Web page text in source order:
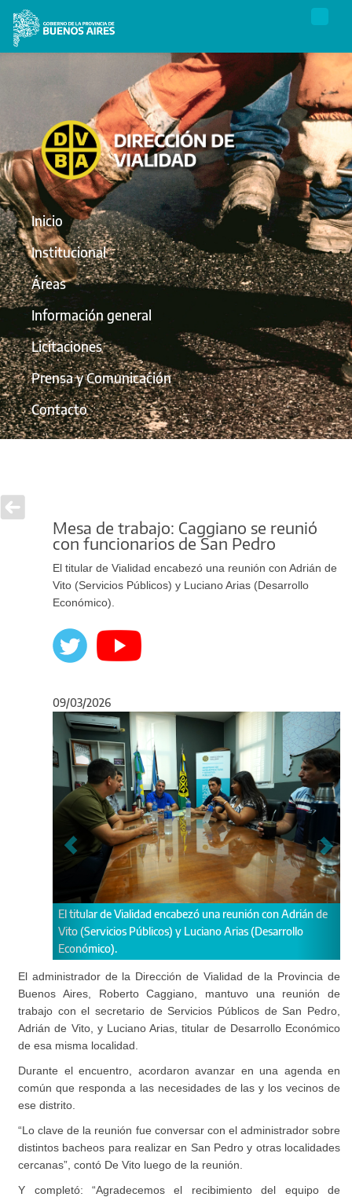
Inicio
Institucional
Áreas
Información general
Licitaciones
Prensa y Comunicación
Contacto
Mesa de trabajo: Caggiano se reunió
con funcionarios de San Pedro
El titular de Vialidad encabezó una reunión con Adrián de
Vito (Servicios Públicos) y Luciano Arias (Desarrollo
Económico).
09/03/2026
encabezó una reunión con Adrián de
Públicos) y Luciano Arias (Desarrollo
Caggiano se reunió con
Anterior
El administrador de la Dirección de Vialidad de la Provincia de
Buenos Aires, Roberto Caggiano, mantuvo una reunión de
trabajo con el secretario de Servicios Públicos de San Pedro,
Adrián de Vito, y Luciano Arias, titular de Desarrollo Económico
de esa misma localidad.
Durante el encuentro, acordaron avanzar en una agenda en
común que responda a las necesidades de las y los vecinos de
ese distrito.
“Lo clave de la reunión fue conversar con el administrador sobre
distintos bacheos para realizar en San Pedro y otras localidades
cercanas”, contó De Vito luego de la reunión.
Y completó: “Agradecemos el recibimiento del equipo de